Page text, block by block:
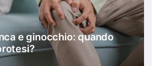
e ginocchio: quando